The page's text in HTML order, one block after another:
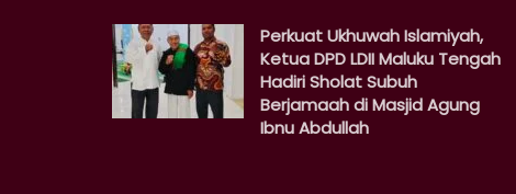
Perkuat Ukhuwah Islamiyah,
Ketua DPD LDII Maluku Tengah
Hadiri Sholat Subuh
Berjamaah di Masjid Agung
Ibnu Abdullah